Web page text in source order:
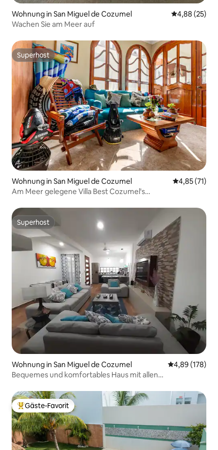
Wohnung in San Miguel de Cozumel
4,88 (25)
Wachen Sie am Meer auf
Superhost
Superhost
Wohnung in San Miguel de Cozumel
4,85 (71)
Am Meer gelegene Villa Best Cozumel's
Superhost
Superhost
Wohnung in San Miguel de Cozumel
4,89 (178)
Bequemes und komfortables Haus mit allen
Beliebter Gäste-Favorit.
Gäste-Favorit